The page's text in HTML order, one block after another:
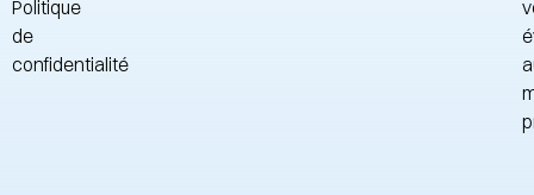
Politique
de
confidentialité